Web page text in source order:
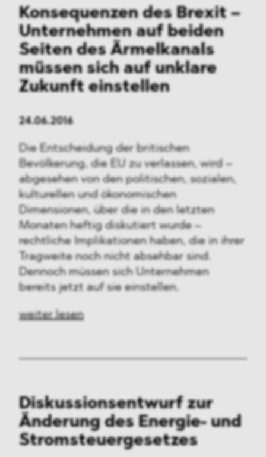
Konsequenzen des Brexit –
Unternehmen auf beiden
Seiten des Ärmelkanals
müssen sich auf unklare
Zukunft einstellen
24.06.2016
Die Entscheidung der britischen
Bevölkerung, die EU zu verlassen, wird –
abgesehen von den politischen, sozialen,
kulturellen und ökonomischen
Dimensionen, über die in den letzten
Monaten heftig diskutiert wurde –
rechtliche Implikationen haben, die in ihrer
Tragweite noch nicht absehbar sind.
Dennoch müssen sich Unternehmen
bereits jetzt auf sie einstellen.
weiter lesen
Diskussionsentwurf zur
Änderung des Energie- und
Stromsteuergesetzes